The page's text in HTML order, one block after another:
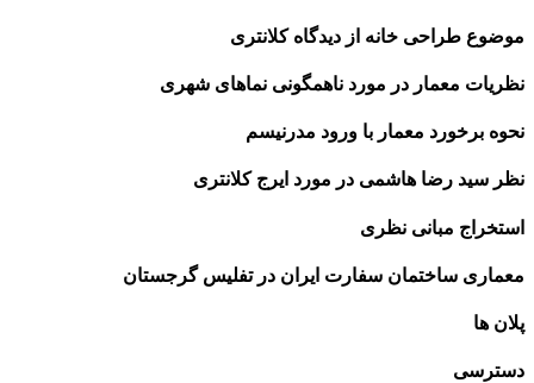
موضوع طراحی خانه از دیدگاه کلانتری
نظریات معمار در مورد ناهمگونی نماهای شهری
نحوه برخورد معمار با ورود مدرنیسم
نظر سید رضا هاشمی در مورد ایرج کلانتری
استخراج مبانی نظری
معماری ساختمان سفارت ایران در تفلیس گرجستان
پلان ها
دسترسی